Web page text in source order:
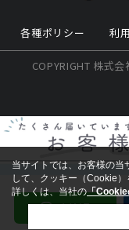
各種ポリシー 利
COPYRIGHT 株式
当サイトでは、お客様の当
して、クッキー（Cookie）
詳しくは、当社の「Cookie